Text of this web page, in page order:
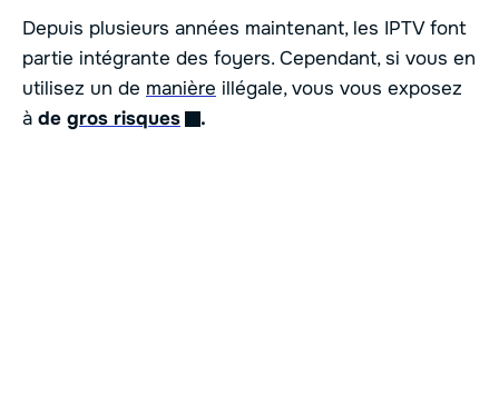
Depuis plusieurs années maintenant, les IPTV font
partie intégrante des foyers. Cependant, si vous en
utilisez un de manière illégale, vous vous exposez
à de gros risques .